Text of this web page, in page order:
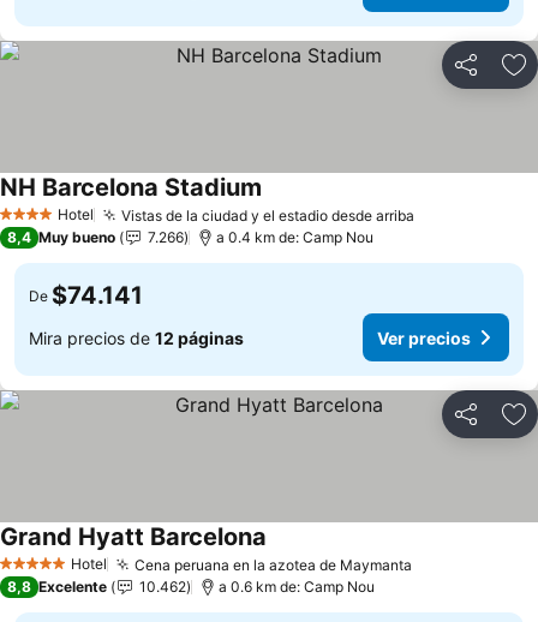
Compartir
4 EstrellasHotel Vistas de la ciudad y el estadio desde arriba
NH Barcelona Stadium
8,4 Muy bueno 7.266 a 0.4 km de: Camp Nou
De $74.141
Mira precios de 12 páginas Ver precios
Compartir
5 Estrellas Hotel Cena peruana en la azotea de Maymanta
Grand Hyatt Barcelona
8,8 Excelente 10.462 a 0.6 km de: Camp Nou